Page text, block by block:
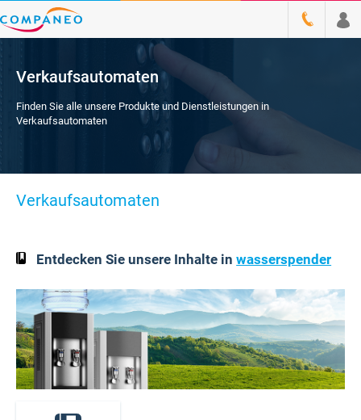
Verkaufsautomaten
Finden Sie alle unsere Produkte und Dienstleistungen in
Verkaufsautomaten
Verkaufsautomaten
Entdecken Sie unsere Inhalte inwasserspender